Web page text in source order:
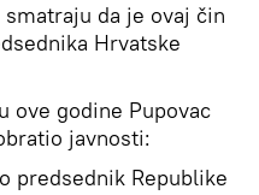
da je ovaj čin
Hrvatske
ove godine Pupovac
javnosti:
predsednik Republike